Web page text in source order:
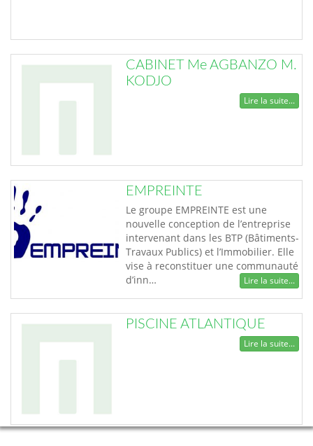
CABINET Me AGBANZO M.
KODJO
Lire la suite...
EMPREINTE
Le groupe EMPREINTE est une
nouvelle conception de l’entreprise
intervenant dans les BTP (Bâtiments-
Travaux Publics) et l’Immobilier. Elle
vise à reconstituer une communauté
d’inn…
Lire la suite...
PISCINE ATLANTIQUE
Lire la suite...